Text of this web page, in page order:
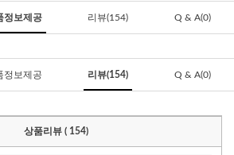
정보제공 리뷰(154) Q & A(0)
정보제공 리뷰(154) Q & A(0)
상품리뷰 ( 154)